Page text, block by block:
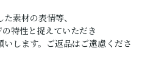
素材の表情等、
特性と捉えていただき
します。ご返品はご遠慮くださ